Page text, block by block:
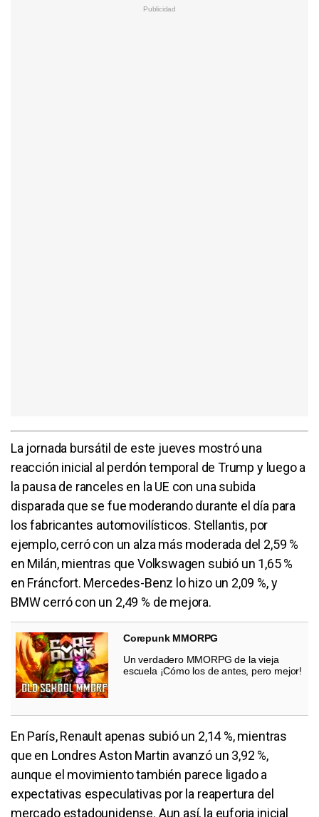
La jornada bursátil de este jueves mostró una
reacción inicial al perdón temporal de Trump y luego a
la pausa de ranceles en la UE con una subida
disparada que se fue moderando durante el día para
los fabricantes automovilísticos. Stellantis, por
ejemplo, cerró con un alza más moderada del 2,59 %
en Milán, mientras que Volkswagen subió un 1,65 %
en Fráncfort. Mercedes-Benz lo hizo un 2,09 %, y
BMW cerró con un 2,49 % de mejora.
Corepunk MMORPG
Un verdadero MMORPG de la vieja
escuela ¡Cómo los de antes, pero mejor!
En París, Renault apenas subió un 2,14 %, mientras
que en Londres Aston Martin avanzó un 3,92 %,
aunque el movimiento también parece ligado a
expectativas especulativas por la reapertura del
mercado estadounidense. Aun así, la euforia inicial